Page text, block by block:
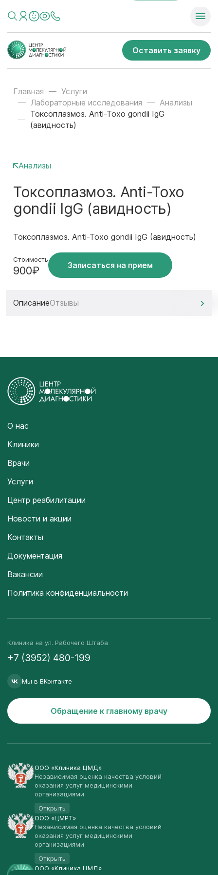
Оставить заявку
Главная
Услуги
Лабораторные исследования
Анализы
Токсоплазмоз. Anti-Toxo gondii IgG
(авидность)
Анализы
Токсоплазмоз. Anti-Toxo
gondii IgG (авидность)
Токсоплазмоз. Anti-Toxo gondii IgG (авидность)
Стоимость
900₽ Записаться на прием
ОписаниеОтзывы
О нас
Клиники
Врачи
Услуги
Центр реабилитации
Новости и акции
Контакты
Документация
Вакансии
Политика конфиденциальности
Клиника на ул. Рабочего Штаба
+7 (3952) 480-199
Мы в ВКонтакте
Обращение к главному врачу
ООО «Клиника ЦМД»
Независимая оценка качества условий
оказания услуг медицинскими
организациями
Открыть
ООО «ЦМРТ»
Независимая оценка качества условий
оказания услуг медицинскими
организациями
Открыть
ООО «Клиника ЦМД»